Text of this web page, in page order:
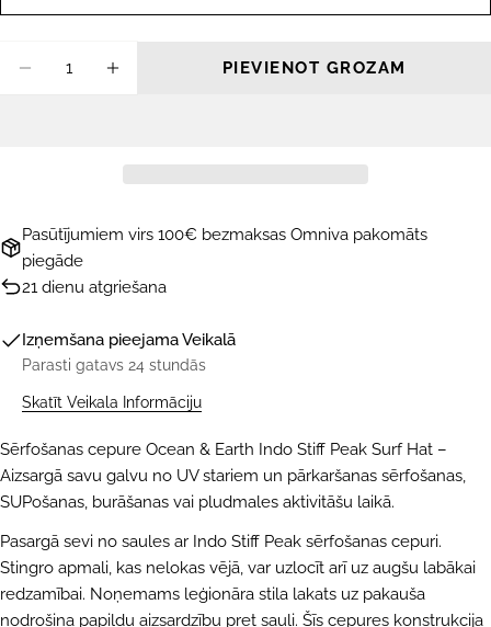
PIEVIENOT GROZAM
Pasūtījumiem virs 100€ bezmaksas Omniva pakomāts
piegāde
21 dienu atgriešana
Izņemšana pieejamaVeikalā
Parasti gatavs 24 stundās
Skatīt Veikala Informāciju
Sērfošanas cepure Ocean & Earth Indo Stiff Peak Surf Hat –
Aizsargā savu galvu no UV stariem un pārkaršanas sērfošanas,
SUPošanas, burāšanas vai pludmales aktivitāšu laikā.
Pasargā sevi no saules ar Indo Stiff Peak sērfošanas cepuri.
Stingro apmali, kas nelokas vējā, var uzlocīt arī uz augšu labākai
redzamībai. Noņemams leģionāra stila lakats uz pakauša
nodrošina papildu aizsardzību pret sauli. Šīs cepures konstrukcija